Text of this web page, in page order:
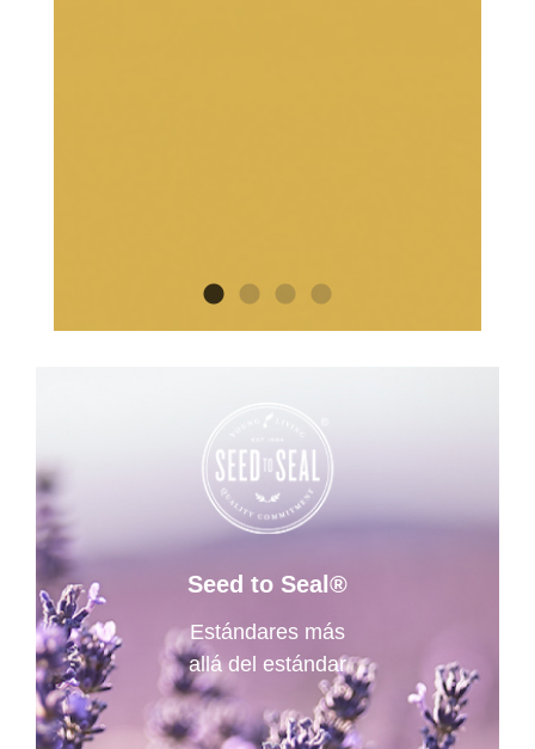
Seed to Seal®
Estándares más
allá del estándar